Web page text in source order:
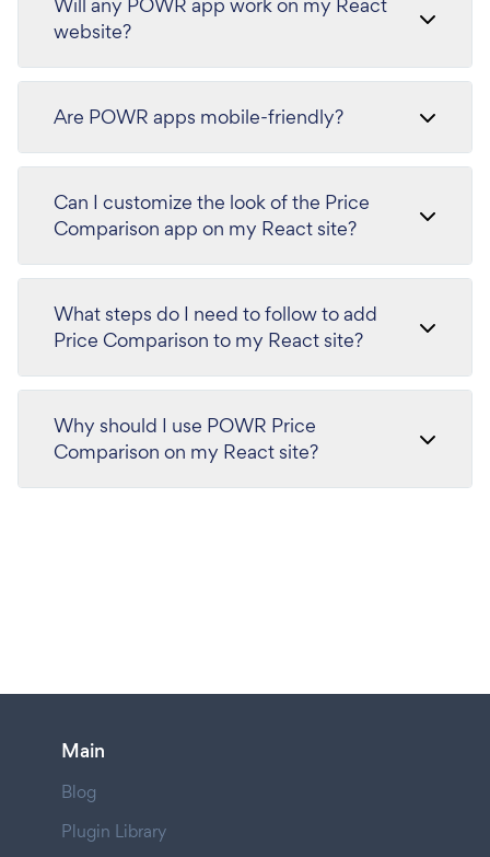
website?
Are POWR apps mobile-friendly?
Can I customize the look of the Price
Comparison app on my React site?
What steps do I need to follow to add
Price Comparison to my React site?
Why should I use POWR Price
Comparison on my React site?
Main
Blog
Plugin Library